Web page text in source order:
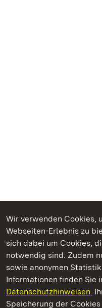
Wir verwenden Cookies,
Webseiten-Erlebnis zu
sich dabei um Cookies,
notwendig sind. Zudem
sowie anonymen
Informationen finden Sie
Datenschutzhinweisen.
Speicherung der
Kommen. Staunen.
Residenzschloss